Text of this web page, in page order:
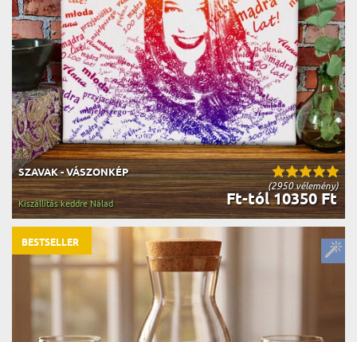
(2950 vélemény)
SZAVAK - VÁSZONKÉP
Ft-tól 10350 Ft
Kiszállítás keddre Nálad
BESTSELLER